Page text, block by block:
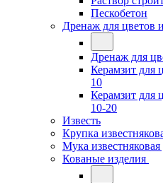
Пескобетон
Дренаж для цветов
Дренаж для
Керамзит для
10
Керамзит для
10-20
Известь
Крупка
Мука
Кованые изделия